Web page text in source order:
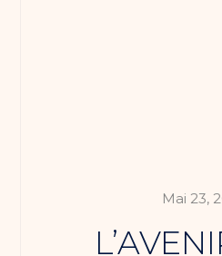
Mai 23,